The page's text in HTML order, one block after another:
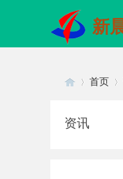
新
首页
资讯